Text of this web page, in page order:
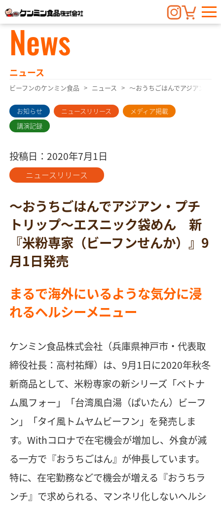
News
ニュース
ビーフンのケンミン食品 ニュース 〜おうちごはんでアジアン・
お知らせ ニュースリリース
メディア掲載
講演記録
投稿日：2020年7月1日
ニュースリリース
〜おうちごはんでアジアン・プチ
トリップ〜エスニック袋めん 新
『米粉専家（ビーフンせんか）』9
月1日発売
まるで海外にいるような気分に浸
れるヘルシーメニュー
ケンミン食品株式会社（兵庫県神戸市・代表取
締役社長：高村祐輝）は、9月1日に2020年秋冬
新商品として、米粉専家の新シリーズ「ベトナ
ム風フォー」「台湾風白湯（ぱいたん）ビーフ
ン」「タイ風トムヤムビーフン」を発売しま
す。Withコロナで在宅機会が増加し、外食が減
る一方で『おうちごはん』が伸長しています。
特に、在宅勤務などで機会が増える『おうちラ
ンチ』で求められる、マンネリ化しないヘルシ